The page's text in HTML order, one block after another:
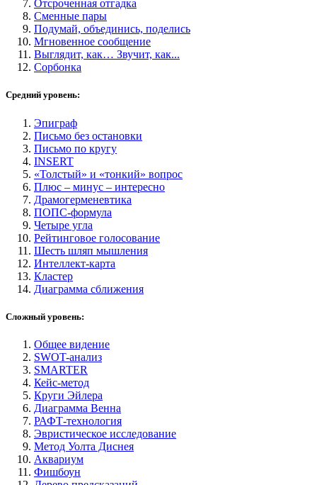
Отсроченная отгадка
Сменные пары
Подумай, объединись, поделись
Мгновенное сообщение
Выглядит, как… Звучит, как...
Сорбонка
Средний уровень:
Эпиграф
Письмо без остановки
Письмо по кругу
INSERT
«Толстый» и «тонкий» вопрос
Плюс – минус – интересно
Драмогерменевтика
ПОПС-формула
Четыре угла
Рейтинговое голосование
Шесть шляп мышления
Интеллект-карта
Кластер
Диаграмма сближения
Сложный уровень:
Общее видение
SWOT-анализ
SMARTER
Кейс-метод
Круги Эйлера
Диаграмма Венна
РАФТ-технология
Эвристическое исследование
Метод Уолта Диснея
Аквариум
Фишбоун